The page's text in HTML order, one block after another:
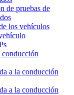
de pruebas de
los vehículos
conducción
a la conducción
a la conducción